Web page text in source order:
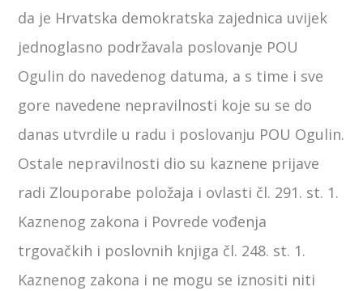
da je Hrvatska demokratska zajednica uvijek
jednoglasno podržavala poslovanje POU
Ogulin do navedenog datuma, a s time i sve
gore navedene nepravilnosti koje su se do
danas utvrdile u radu i poslovanju POU Ogulin.
Ostale nepravilnosti dio su kaznene prijave
radi Zlouporabe položaja i ovlasti čl. 291. st. 1.
Kaznenog zakona i Povrede vođenja
trgovačkih i poslovnih knjiga čl. 248. st. 1.
Kaznenog zakona i ne mogu se iznositi niti